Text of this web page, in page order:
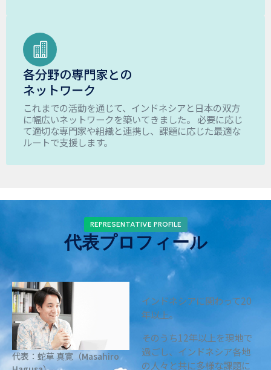
各分野の専門家との
ネットワーク
これまでの活動を通じて、インドネシアと日本の双方
に幅広いネットワークを築いてきました。 必要に応じ
て適切な専門家や組織と連携し、課題に応じた最適な
ルートで支援します。
REPRESENTATIVE PROFILE
代表プロフィール
代表：蛇草 真寛（Masahiro
インドネシアに関わって20
年以上。
そのうち12年以上を現地で
過ごし、インドネシア各地
の人々と共に多様な課題に